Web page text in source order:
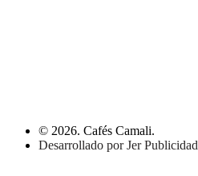
© 2026. Cafés Camali.
Desarrollado por Jer Publicidad